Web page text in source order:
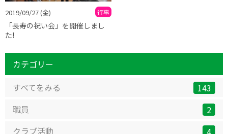
2019/09/27(金) 行事
「長寿の祝い会」を開催しまし
た!
カテゴリー
すべてをみる
143
職員
2
クラブ活動